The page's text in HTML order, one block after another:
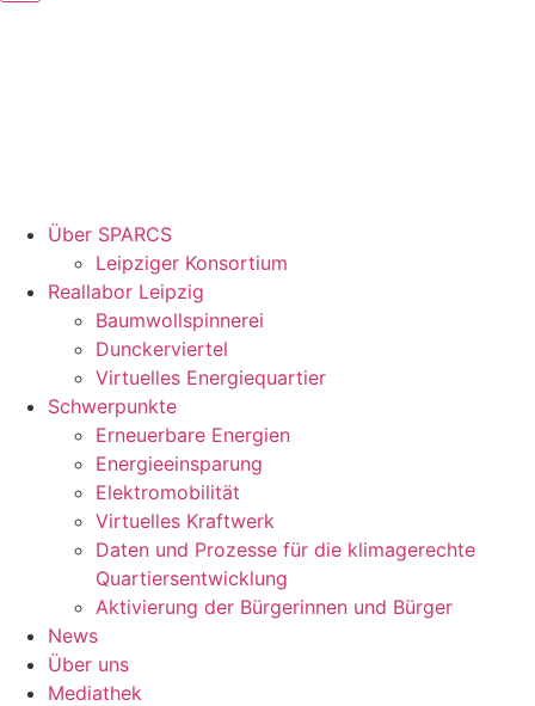
Über SPARCS
Leipziger Konsortium
Reallabor Leipzig
Baumwollspinnerei
Dunckerviertel
Virtuelles Energiequartier
Schwerpunkte
Erneuerbare Energien
Energieeinsparung
Elektromobilität
Virtuelles Kraftwerk
Daten und Prozesse für die klimagerechte
Quartiersentwicklung
Aktivierung der Bürgerinnen und Bürger
News
Über uns
Mediathek